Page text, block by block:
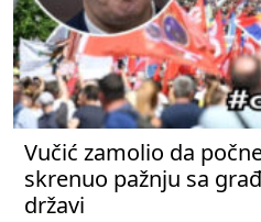
Vučić zamolio da
skrenuo pažnju sa
državi